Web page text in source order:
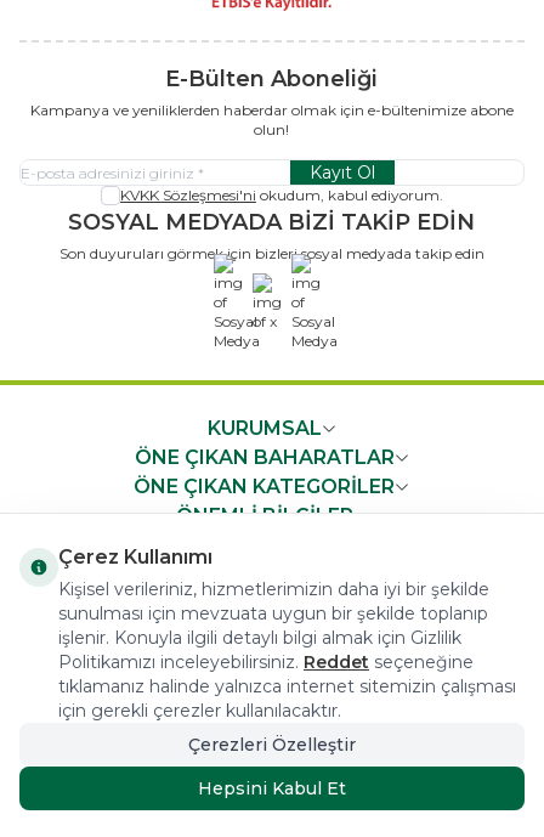
E-Bülten Aboneliği
Kampanya ve yeniliklerden haberdar olmak için e-bültenimize abone
olun!
Kayıt Ol
KVKK Sözleşmesi'ni okudum, kabul ediyorum.
SOSYAL MEDYADA BİZİ TAKİP EDİN
Son duyuruları görmek için bizleri sosyal medyada takip edin
x
KURUMSAL
ÖNE ÇIKAN BAHARATLAR
ÖNE ÇIKAN KATEGORİLER
ÖNEMLİ BİLGİLER
COPYRIGHT © 2023 arifoglu.com ALL RIGHTS RESERVED
Tasarım ve Reklam Danışmanlığı AJANSTEK
Çerez Kullanımı
Kişisel verileriniz, hizmetlerimizin daha iyi bir şekilde
sunulması için mevzuata uygun bir şekilde toplanıp
işlenir. Konuyla ilgili detaylı bilgi almak için Gizlilik
Politikamızı inceleyebilirsiniz. Reddet seçeneğine
tıklamanız halinde yalnızca internet sitemizin çalışması
için gerekli çerezler kullanılacaktır.
Çerezleri Özelleştir
Hepsini Kabul Et